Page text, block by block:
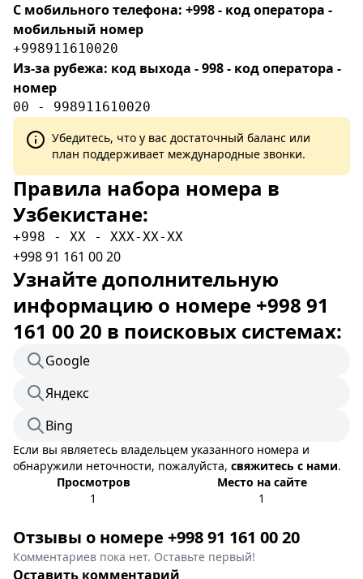
С мобильного телефона: +998 - код оператора -
мобильный номер
+998911610020
Из-за рубежа: код выхода - 998 - код оператора -
номер
00 - 998911610020
Убедитесь, что у вас достаточный баланс или
план поддерживает международные звонки.
Правила набора номера в
Узбекистане:
+998 - XX - XXX-XX-XX
+998 91 161 00 20
Узнайте дополнительную
информацию о номере +998 91
161 00 20 в поисковых системах:
Google
Яндекс
Bing
Если вы являетесь владельцем указанного номера и
обнаружили неточности, пожалуйста, свяжитесь с нами.
Просмотров
1
Место на сайте
1
Отзывы о номере +998 91 161 00 20
Комментариев пока нет. Оставьте первый!
Оставить комментарий